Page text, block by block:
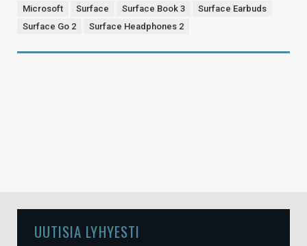
Microsoft Surface Surface Book 3
Surface Earbuds
Surface Go 2
Surface Headphones 2
UUTISIA LYHYESTI